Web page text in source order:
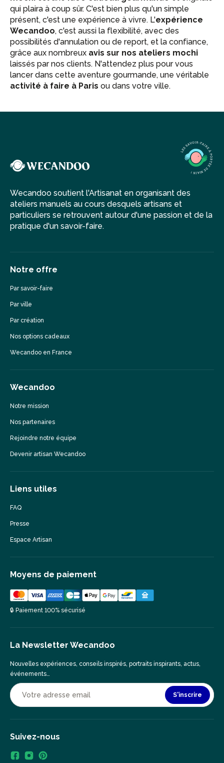
qui plaira à coup sûr. C'est bien plus qu'un simple
présent, c'est une expérience à vivre. L'expérience
Wecandoo, c'est aussi la flexibilité, avec des
possibilités d'annulation ou de report, et la confiance,
grâce aux nombreux avis sur nos ateliers mochi
laissés par nos clients. N'attendez plus pour vous
lancer dans cette aventure gourmande, une véritable
activité à faire à Paris ou dans votre ville.
Wecandoo soutient l'Artisanat en organisant des
ateliers manuels au cours desquels artisans et
particuliers se retrouvent autour d'une passion et de la
pratique d'un savoir-faire.
Notre offre
Par savoir-faire
Par ville
Par création
Nos options cadeaux
Wecandoo en France
Wecandoo
Notre mission
Nos partenaires
Rejoindre notre équipe
Devenir artisan Wecandoo
Liens utiles
FAQ
Presse
Espace Artisan
Moyens de paiement
🔒 Paiement 100% sécurisé
La Newsletter Wecandoo
Nouvelles expériences, conseils inspirés, portraits inspirants, actus,
événements…
S'inscrire
Suivez-nous